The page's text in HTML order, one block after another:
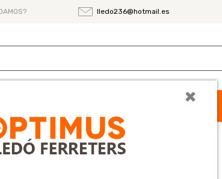
×
lledo236@hotmail.es